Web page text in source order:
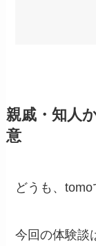
親戚・知人
意
どうも、tomo
今回の体験談